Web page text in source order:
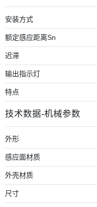
安装方式
额定感应距离Sn
迟滞
输出指示灯
特点
技术数据-机械参数
外形
感应面材质
外壳材质
尺寸